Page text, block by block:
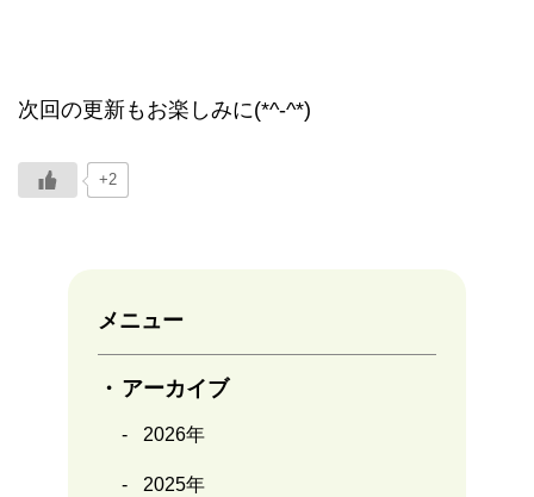
メニュー
アーカイブ
2026年
2025年
次回の更新もお楽しみに(*^-^*)
+2